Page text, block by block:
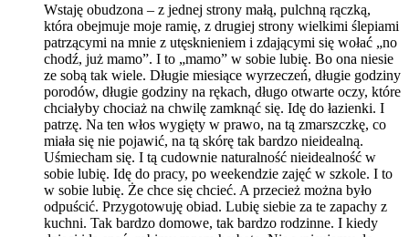
Wstaję obudzona – z jednej strony małą, pulchną rączką,
która obejmuje moje ramię, z drugiej strony wielkimi ślepiami
patrzącymi na mnie z utęsknieniem i zdającymi się wołać „no
chodź, już mamo”. I to „mamo” w sobie lubię. Bo ona niesie
ze sobą tak wiele. Długie miesiące wyrzeczeń, długie godziny
porodów, długie godziny na rękach, długo otwarte oczy, które
chciałyby chociaż na chwilę zamknąć się. Idę do łazienki. I
patrzę. Na ten włos wygięty w prawo, na tą zmarszczkę, co
miała się nie pojawić, na tą skórę tak bardzo nieidealną.
Uśmiecham się. I tą cudownie naturalność nieidealność w
sobie lubię. Idę do pracy, po weekendzie zajęć w szkole. I to
w sobie lubię. Że chce się chcieć. A przecież można było
odpuścić. Przygotowuję obiad. Lubię siebie za te zapachy z
kuchni. Tak bardzo domowe, tak bardzo rodzinne. I kiedy